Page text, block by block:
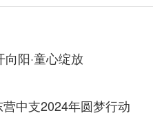
阳·童心绽放
中支2024年圆梦行动